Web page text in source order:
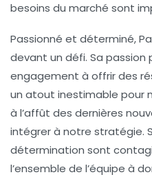
besoins du marché sont
Passionné et déterminé,
devant un défi. Sa passion
engagement à offrir des
un atout inestimable pour
à l’affût des dernières
intégrer à notre stratégie.
détermination sont
l’ensemble de l’équipe à